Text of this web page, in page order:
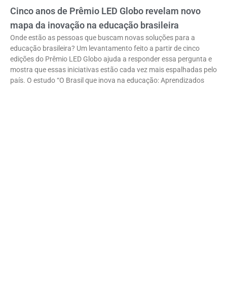
Cinco anos de Prêmio LED Globo revelam novo
mapa da inovação na educação brasileira
Onde estão as pessoas que buscam novas soluções para a
educação brasileira? Um levantamento feito a partir de cinco
edições do Prêmio LED Globo ajuda a responder essa pergunta e
mostra que essas iniciativas estão cada vez mais espalhadas pelo
país. O estudo “O Brasil que inova na educação: Aprendizados